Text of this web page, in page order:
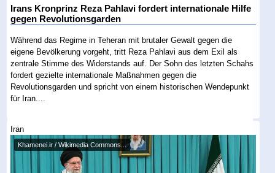
Irans Kronprinz Reza Pahlavi fordert internationale Hilfe
gegen Revolutionsgarden
Während das Regime in Teheran mit brutaler Gewalt gegen die
eigene Bevölkerung vorgeht, tritt Reza Pahlavi aus dem Exil als
zentrale Stimme des Widerstands auf. Der Sohn des letzten Schahs
fordert gezielte internationale Maßnahmen gegen die
Revolutionsgarden und spricht von einem historischen Wendepunkt
für Iran....
Iran
Khamenei.ir / Wikimedia Commons...